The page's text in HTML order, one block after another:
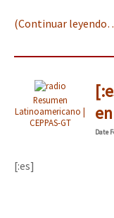
(Continuar
Resumen
Latinoamericano |
CEPPAS-GT
Date
[:es]